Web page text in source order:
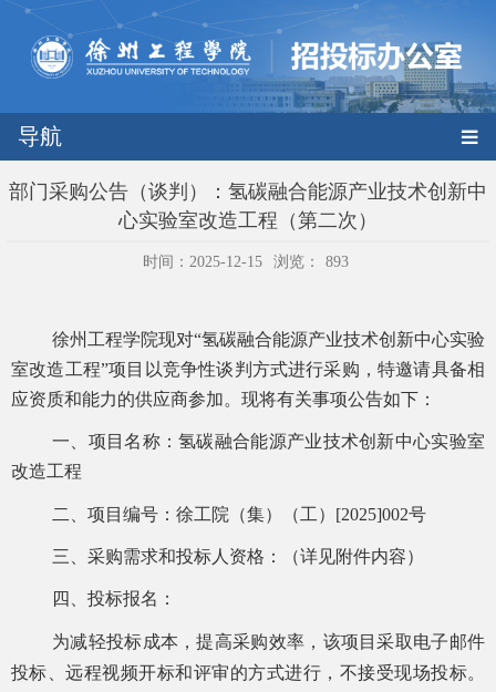
导航
部门采购公告（谈判）：氢碳融合能源产业技术创新中
心实验室改造工程（第二次）
时间：2025-12-15 浏览： 893
徐州工程学院现对“氢碳融合能源产业技术创新中心实验
室改造工程”项目以竞争性谈判 方式进行采购，特邀请具备相
应资质和能力的供应商参加。现将有关事项公告如下：
一、项目名称：氢碳融合能源产业技术创新中心实验室
改造工程
二、项目编号：徐工院（集）（工） [2025]002号
三、 采购需求和投标人资格 ：（详见附件内容）
四、投标报名：
为减轻投标成本，提高采购效率，该项目采取电子邮件
投标、远程视频开标和评审的方式进行，不接受现场投标。